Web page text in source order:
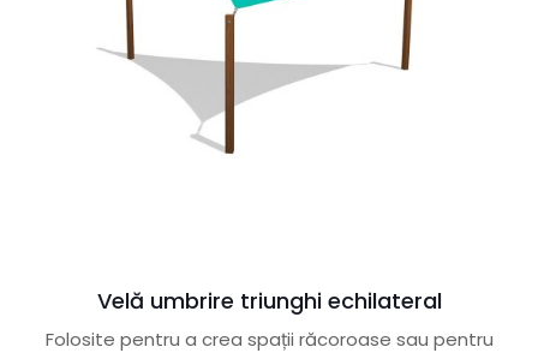
Velă umbrire triunghi echilateral
Folosite pentru a crea spații răcoroase sau pentru